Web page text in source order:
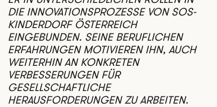
DIE INNOVATIONSPROZESSE VON SOS-
KINDERDORF ÖSTERREICH
EINGEBUNDEN. SEINE BERUFLICHEN
ERFAHRUNGEN MOTIVIEREN IHN, AUCH
WEITERHIN AN KONKRETEN
VERBESSERUNGEN FÜR
GESELLSCHAFTLICHE
HERAUSFORDERUNGEN ZU ARBEITEN.